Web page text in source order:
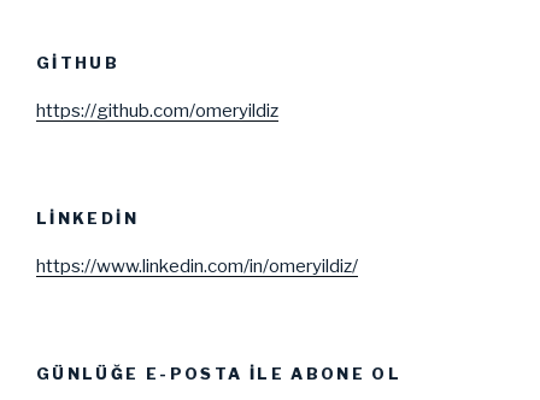
GITHUB
https://github.com/omeryildiz
LINKEDIN
https://www.linkedin.com/in/omeryildiz/
GÜNLÜĞE E-POSTA ILE ABONE OL